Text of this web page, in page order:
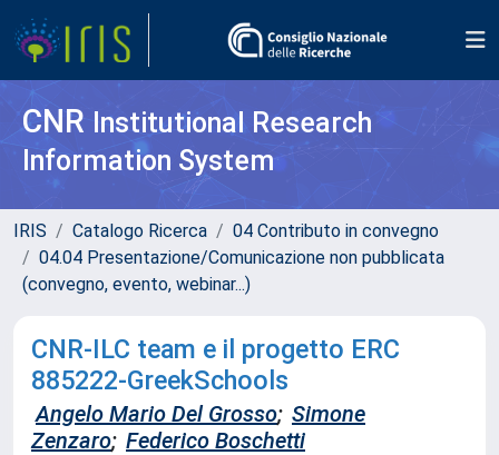
CNR Institutional Research
Information System
IRIS Catalogo Ricerca
04 Contributo in convegno
04.04 Presentazione/Comunicazione non pubblicata
(convegno, evento, webinar...)
CNR-ILC team e il progetto ERC
885222-GreekSchools
Angelo Mario Del Grosso; Simone
Zenzaro; Federico Boschetti